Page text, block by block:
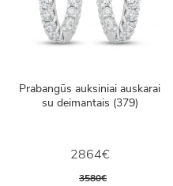
Prabangūs auksiniai auskarai
su deimantais (379)
2864€
3580€